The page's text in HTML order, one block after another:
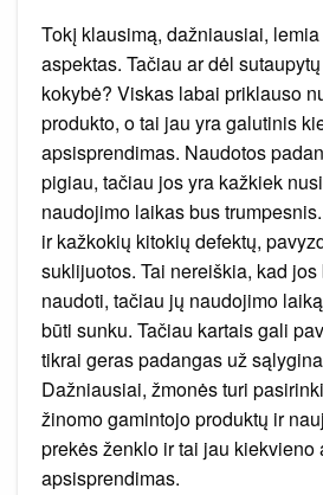
Tokį klausimą, dažniausiai,
aspektas. Tačiau ar dėl
kokybė? Viskas labai priklauso
produkto, o tai jau yra galutinis
apsisprendimas. Naudotos
pigiau, tačiau jos yra kažkiek
naudojimo laikas bus
ir kažkokių kitokių defektų,
suklijuotos. Tai nereiškia, kad
naudoti, tačiau jų naudojimo
būti sunku. Tačiau kartais gali
tikrai geras padangas už
Dažniausiai, žmonės turi
žinomo gamintojo produktų ir
prekės ženklo ir tai jau kiekvieno
apsisprendimas.